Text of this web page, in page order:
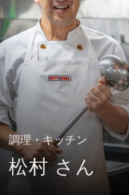
調理・キッチン
松村 さん